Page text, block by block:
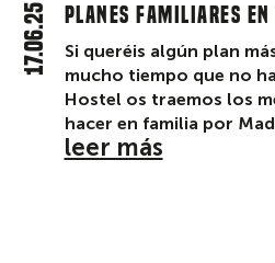
Planes familiares
17.06.25
Si queréis algún plan
mucho tiempo que no
Hostel os traemos los
hacer en familia por
leer más